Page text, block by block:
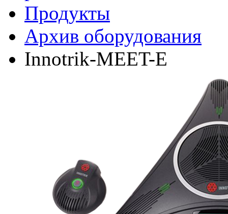
Продукты
Архив оборудования
Innotrik-MEET-E